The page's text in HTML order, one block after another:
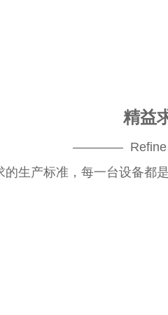
精益
————
的生产标准，每一台设备都